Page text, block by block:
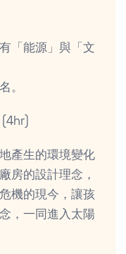
「能源」與「文
。
產生的環境變化
房的設計理念，
機的現今，讓孩
，一同進入太陽